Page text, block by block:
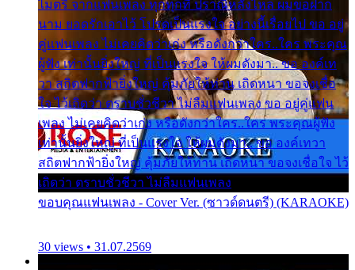
ไมตรี จากแฟนเพลง ทุกทุกที่ ปราณีหลั่งไหล ผมขอฝาก
นาม ยอดรักเอาไว้ โปรดเป็นแรงใจ อย่างนี้เรื่อยไป ขอ อยู่
คู่แฟนเพลง ไม่เคยคิดว่าเก่ง หรือดังกว่าใคร..ใคร พระคุณ
ผู้ฟัง เท่านั้นยิ่งใหญ่ ที่เป็นแรงใจ ให้ผมดังมา.. ขอ องค์เท
วา สถิตฟากฟ้ายิ่งใหญ่ คุ้มภัยให้ท่าน เถิดหนา ขอจงเชื่อ
ใจ ไว้เถิดว่า ตราบชั่วชีวา ไม่ลืมแฟนเพลง ขอ อยู่คู่แฟน
เพลง ไม่เคยคิดว่าเก่ง หรือดังกว่าใคร..ใคร พระคุณผู้ฟัง
เท่านั้นยิ่งใหญ่ ที่เป็นแรงใจ ให้ผมดังมา.. ขอ องค์เทวา
สถิตฟากฟ้ายิ่งใหญ่ คุ้มภัยให้ท่าน เถิดหนา ขอจงเชื่อใจ ไว้
เถิดว่า ตราบชั่วชีวา ไม่ลืมแฟนเพลง
ขอบคุณแฟนเพลง - Cover Ver. (ซาวด์ดนตรี) (KARAOKE)
30 views • 31.07.2569